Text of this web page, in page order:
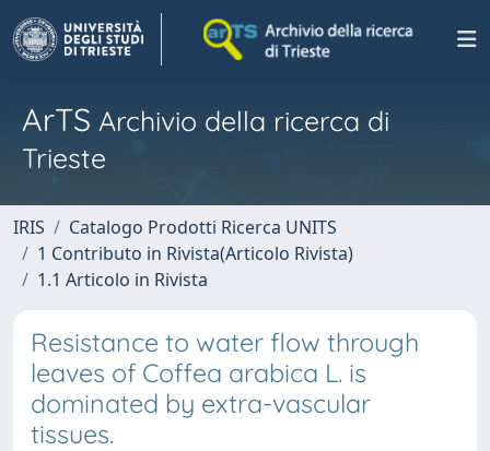
ArTS Archivio della ricerca di
Trieste
IRIS
Catalogo Prodotti Ricerca UNITS
1 Contributo in Rivista(Articolo Rivista)
1.1 Articolo in Rivista
Resistance to water flow through
leaves of Coffea arabica L. is
dominated by extra-vascular
tissues.